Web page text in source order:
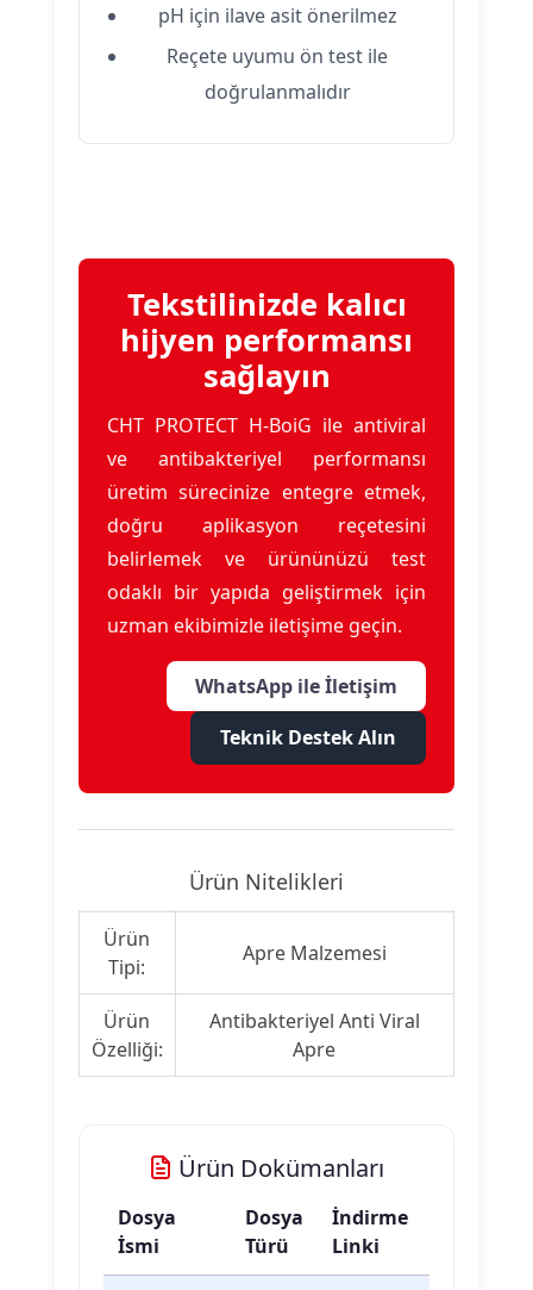
pH için ilave asit önerilmez
Reçete uyumu ön test ile
doğrulanmalıdır
Tekstilinizde kalıcı
hijyen performansı
sağlayın
CHT PROTECT H-BoiG ile antiviral
ve antibakteriyel performansı
üretim sürecinize entegre etmek,
doğru aplikasyon reçetesini
belirlemek ve ürününüzü test
odaklı bir yapıda geliştirmek için
uzman ekibimizle iletişime geçin.
WhatsApp ile İletişim
Teknik Destek Alın
Ürün Nitelikleri
Ürün
Tipi:
Apre Malzemesi
Ürün
Özelliği:
Antibakteriyel Anti Viral
Apre
Ürün Dokümanları
Dosya
İsmi
Dosya
Türü
İndirme
Linki